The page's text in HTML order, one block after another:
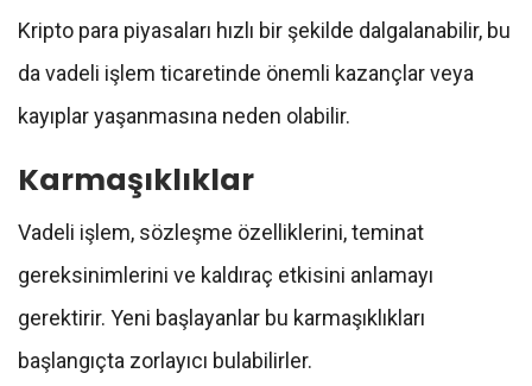
Kripto para piyasaları hızlı bir şekilde dalgalanabilir, bu
da vadeli işlem ticaretinde önemli kazançlar veya
kayıplar yaşanmasına neden olabilir.
Karmaşıklıklar
Vadeli işlem, sözleşme özelliklerini, teminat
gereksinimlerini ve kaldıraç etkisini anlamayı
gerektirir. Yeni başlayanlar bu karmaşıklıkları
başlangıçta zorlayıcı bulabilirler.